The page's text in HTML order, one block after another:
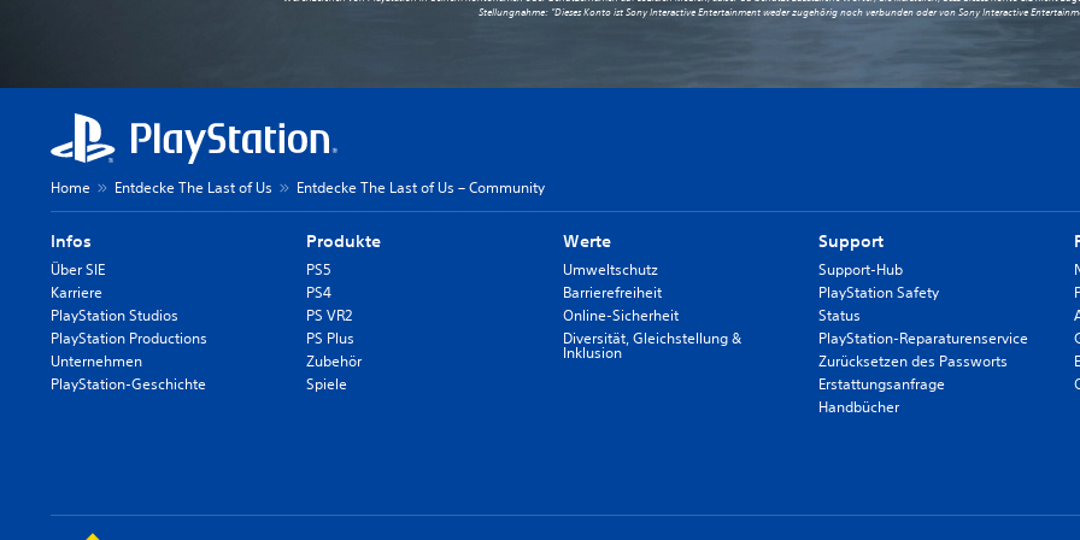
Stellungnahme: "Dieses Konto ist Sony Interactive Entertainment weder zugehörig noch verbunden oder von Sony Interactive
Home Entdecke The Last of Us Entdecke The Last of Us – Community
Infos
Über SIE
Karriere
PlayStation Studios
PlayStation Productions
Unternehmen
PlayStation-Geschichte
Produkte
PS5
PS4
PS VR2
PS Plus
Zubehör
Spiele
Werte
Umweltschutz
Barrierefreiheit
Online-Sicherheit
Diversität, Gleichstellung &
Inklusion
Support
Support-Hub
PlayStation Safety
Status
PlayStation-Reparaturenservice
Zurücksetzen des Passworts
Erstattungsanfrage
Handbücher